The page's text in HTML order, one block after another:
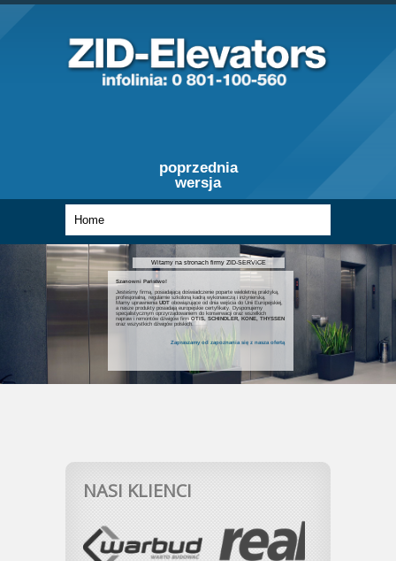
poprzednia
wersja
Witamy na stronach firmy ZID-SERVICE
Szanowni Państwo!
Jesteśmy firmą, posiadającą doświadczenie poparte wieloletnią praktyką,
profesjonalną, regularnie szkoloną kadrą wykonawczą i inżynierską.
Mamy uprawnieniaUDT obowiązujące od dnia wejścia do Unii Europejskiej,
a nasze produkty posiadają europejskie certyfikaty. Dysponujemy
specjalistycznym oprzyrządowaniem do konserwacji oraz wszelkich
napraw i remontów dźwigów firmOTIS, SCHINDLER, KONE, THYSSEN
oraz wszystkich dźwigów polskich.
Zapraszamy od zapoznania się z nasza ofertą
NASI KLIENCI